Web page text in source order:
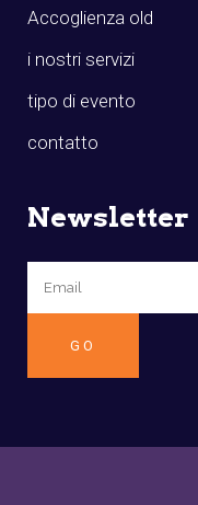
Accoglienza old
i nostri servizi
tipo di evento
contatto
Newsletter